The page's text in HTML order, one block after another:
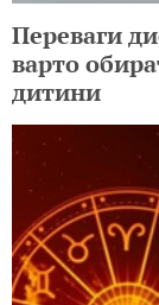
Переваги
варто
дитини